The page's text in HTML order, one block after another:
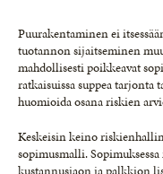
Puurakentaminen ei
tuotannon sijaitseminen
mahdollisesti poikkeavat
ratkaisuissa suppea
huomioida osana riskien
Keskeisin keino
sopimusmalli.